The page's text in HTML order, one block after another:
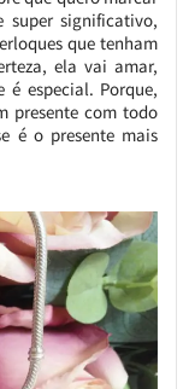
super significativo,
que tenham
ela vai amar,
é especial. Porque,
presente com todo
é o presente mais